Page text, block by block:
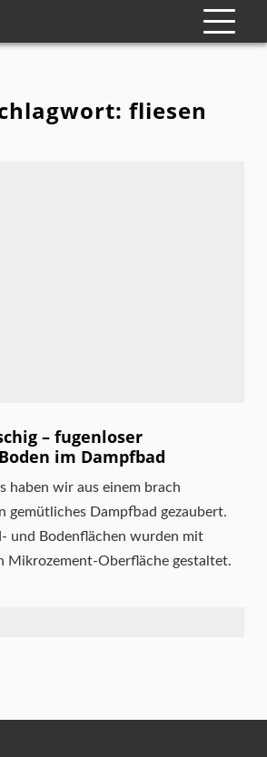
fliesen
– fugenloser
im Dampfbad
haben wir aus einem brach
gemütliches Dampfbad gezaubert.
und Bodenflächen wurden mit
Mikrozement-Oberfläche gestaltet.